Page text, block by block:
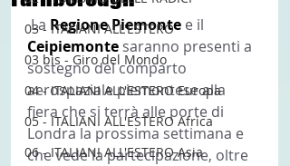
03 - ITALIANI ALL'ESTERO
03 bis - Giro del Mondo
04 - ITALIANI ALL'ESTERO Europa
05 - ITALIANI ALL'ESTERO Africa
06 - ITALIANI ALL'ESTERO Asia
La Regione Piemonte e il
Ceipiemonte saranno presenti a
sostegno del comparto
aerospaziale piemontese alla
fiera che si terrà alle porte di
Londra la prossima settimana e
che vede la partecipazione, oltre